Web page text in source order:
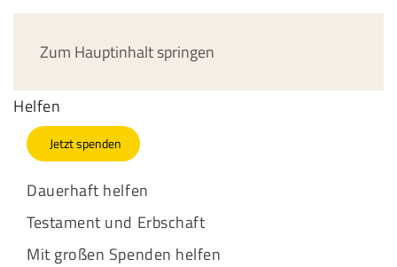
Zum Hauptinhalt springen
Helfen
Jetzt spenden
Dauerhaft helfen
Testament und Erbschaft
Mit großen Spenden helfen